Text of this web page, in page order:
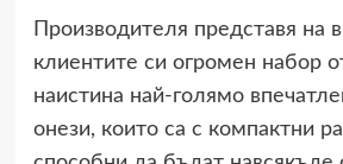
Производителя представя на
клиентите си огромен набор
наистина най-голямо
онези, които са с компактни